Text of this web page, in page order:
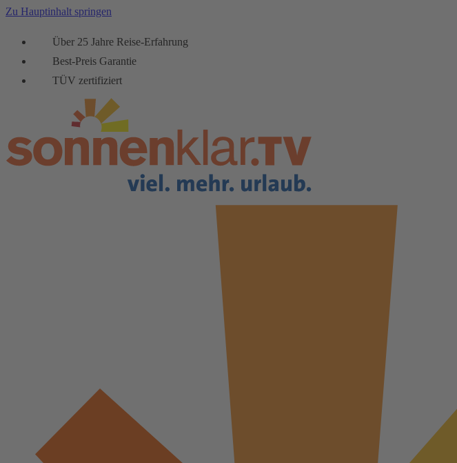
Zu Hauptinhalt springen
Über 25 Jahre Reise-Erfahrung
Best-Preis Garantie
TÜV zertifiziert